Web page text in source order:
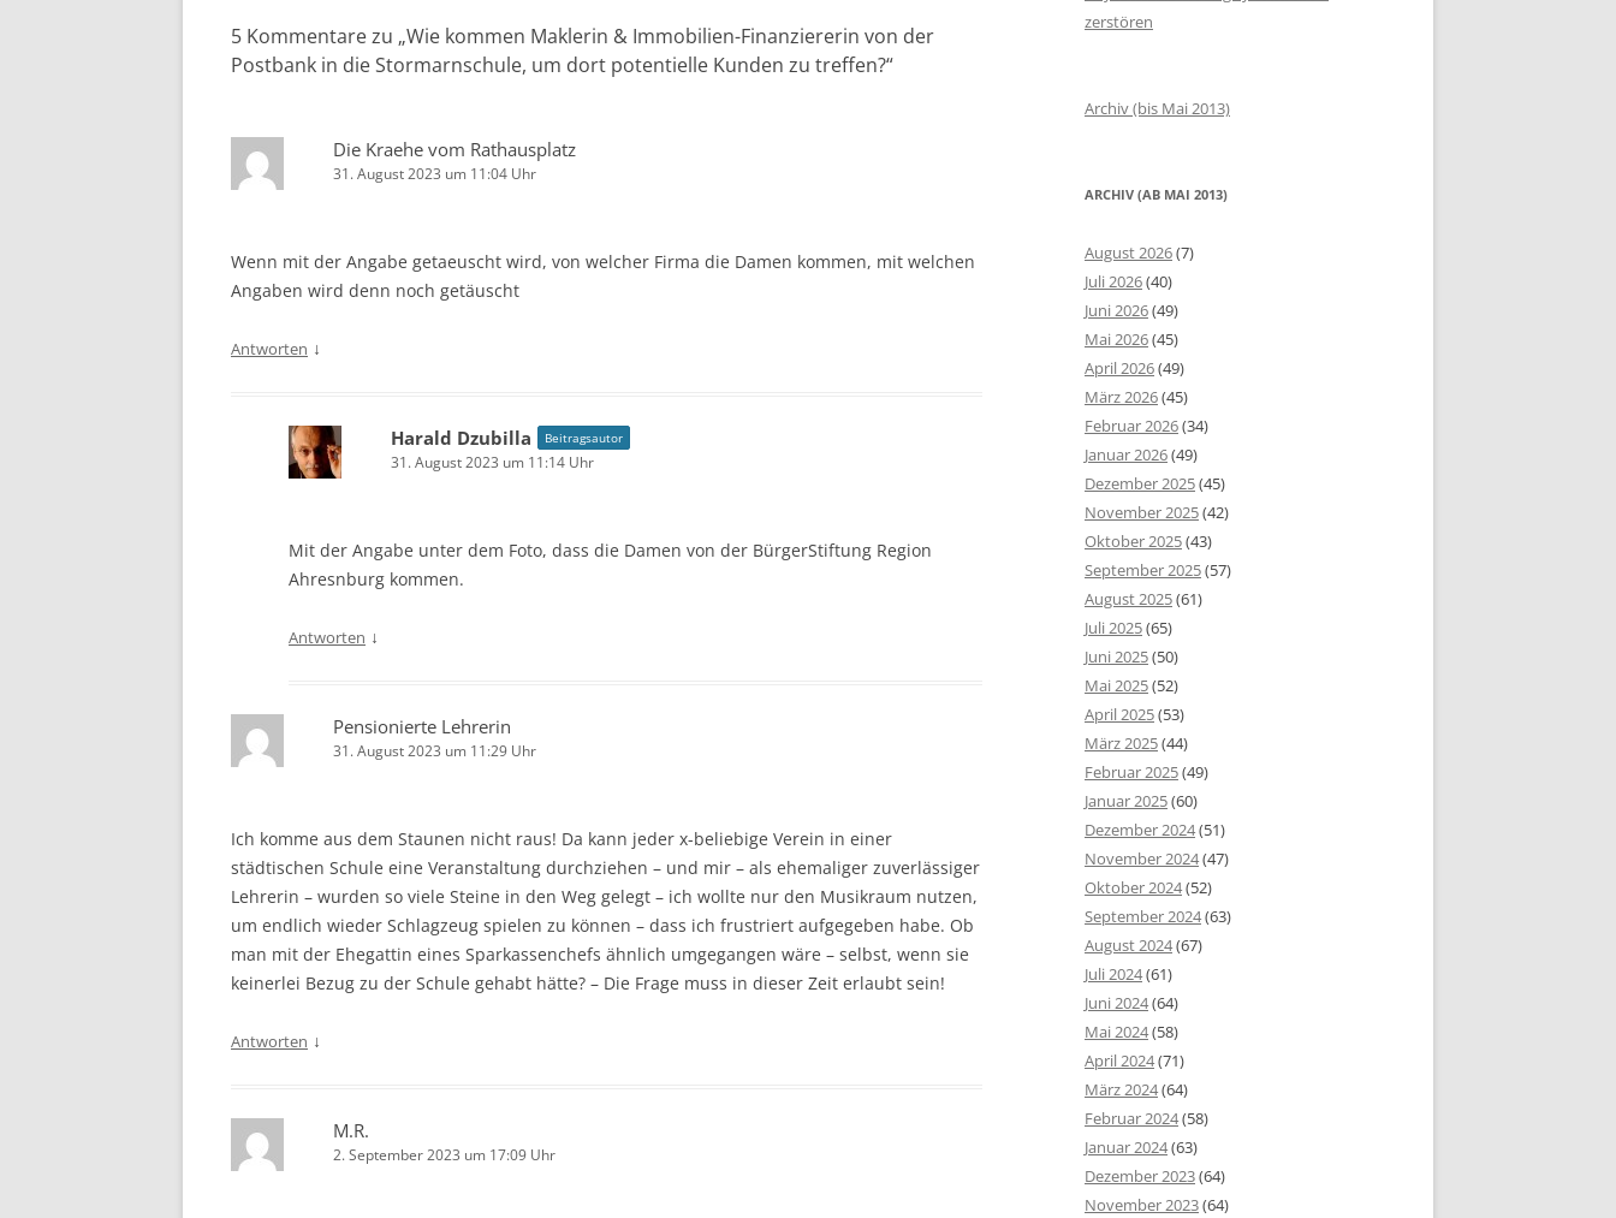
5 Kommentare zu „Wie kommen Maklerin & Immobilien-Finanziererin von der
Postbank in die Stormarnschule, um dort potentielle Kunden zu treffen?“
Die Kraehe vom Rathausplatz
31. August 2023 um 11:04 Uhr
Wenn mit der Angabe getaeuscht wird, von welcher Firma die Damen kommen, mit welchen
Angaben wird denn noch getäuscht
Antworten ↓
Harald Dzubilla Beitragsautor
31. August 2023 um 11:14 Uhr
Mit der Angabe unter dem Foto, dass die Damen von der BürgerStiftung Region
Ahresnburg kommen.
Antworten ↓
Pensionierte Lehrerin
31. August 2023 um 11:29 Uhr
Ich komme aus dem Staunen nicht raus! Da kann jeder x-beliebige Verein in einer
städtischen Schule eine Veranstaltung durchziehen – und mir – als ehemaliger zuverlässiger
Lehrerin – wurden so viele Steine in den Weg gelegt – ich wollte nur den Musikraum nutzen,
um endlich wieder Schlagzeug spielen zu können – dass ich frustriert aufgegeben habe. Ob
man mit der Ehegattin eines Sparkassenchefs ähnlich umgegangen wäre – selbst, wenn sie
keinerlei Bezug zu der Schule gehabt hätte? – Die Frage muss in dieser Zeit erlaubt sein!
Antworten ↓
M.R.
2. September 2023 um 17:09 Uhr
zerstören
Archiv (bis Mai 2013)
ARCHIV (AB MAI 2013)
August 2026(7)
Juli 2026(40)
Juni 2026(49)
Mai 2026(45)
April 2026(49)
März 2026(45)
Februar 2026(34)
Januar 2026(49)
Dezember 2025(45)
November 2025(42)
Oktober 2025(43)
September 2025(57)
August 2025(61)
Juli 2025(65)
Juni 2025(50)
Mai 2025(52)
April 2025(53)
März 2025(44)
Februar 2025(49)
Januar 2025(60)
Dezember 2024(51)
November 2024(47)
Oktober 2024(52)
September 2024(63)
August 2024(67)
Juli 2024(61)
Juni 2024(64)
Mai 2024(58)
April 2024(71)
März 2024(64)
Februar 2024(58)
Januar 2024(63)
Dezember 2023(64)
November 2023(64)